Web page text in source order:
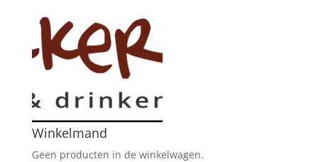
Winkelmand
Geen producten in de winkelwagen.